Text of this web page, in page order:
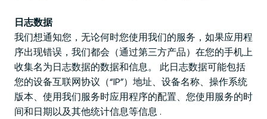
日志数据
我们想通知您，无论何时您使用我们的服务，如果应用程
序出现错误，我们都会（通过第三方产品）在您的手机上
收集名为日志数据的数据和信息。 此日志数据可能包括
您的设备互联网协议（“IP”）地址、设备名称、操作系统
版本、使用我们服务时应用程序的配置、您使用服务的时
间和日期以及其他统计信息等信息 .